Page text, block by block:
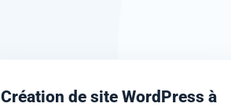
Création de site WordPress à